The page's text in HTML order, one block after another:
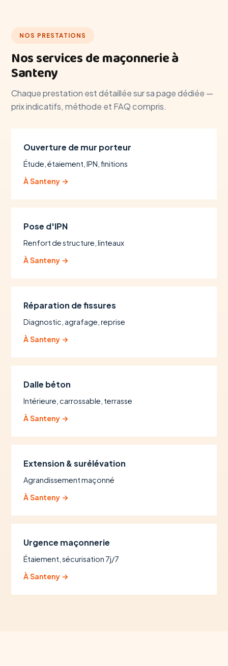
NOS PRESTATIONS
Nos services de maçonnerie à
Santeny
Chaque prestation est détaillée sur sa page dédiée —
prix indicatifs, méthode et FAQ compris.
Ouverture de mur porteur
Étude, étaiement, IPN, finitions
À Santeny →
Pose d'IPN
Renfort de structure, linteaux
À Santeny →
Réparation de fissures
Diagnostic, agrafage, reprise
À Santeny →
Dalle béton
Intérieure, carrossable, terrasse
À Santeny →
Extension & surélévation
Agrandissement maçonné
À Santeny →
Urgence maçonnerie
Étaiement, sécurisation 7j/7
À Santeny →